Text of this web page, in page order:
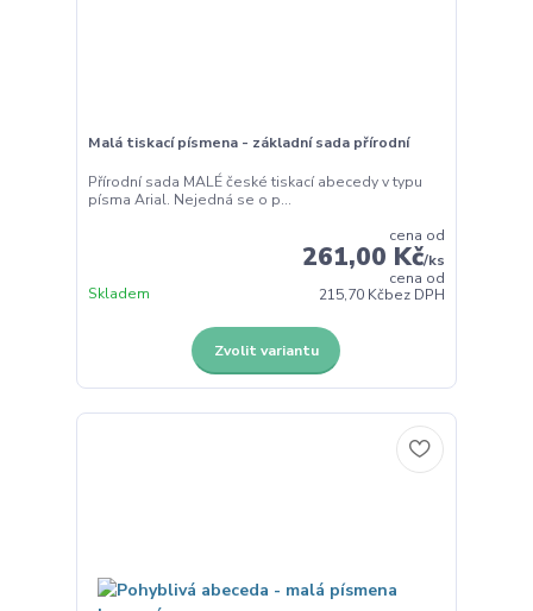
Malá tiskací písmena - základní sada přírodní
Přírodní sada MALÉ české tiskací abecedy v typu
písma Arial. Nejedná se o p...
cena od
261,00 Kč/ks
cena od
215,70 Kčbez DPH
Skladem
Zvolit variantu